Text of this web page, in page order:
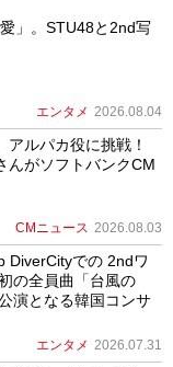
」。STU48と2nd写
エンタメ 2026.08.04
アルパカ役に挑戦！
んがソフトバンクCM
CMニュース 2026.08.03
DiverCityでの 2ndワ
の全員曲「台風の
演となる韓国コンサ
エンタメ 2026.07.31